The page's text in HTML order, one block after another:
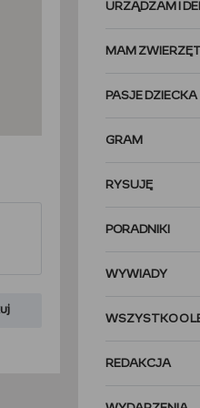
URZĄDZAM I
MAM
PASJE DZIECKA
GRAM
RYSUJĘ
PORADNIKI
WYWIADY
WSZYSTKO O
REDAKCJA